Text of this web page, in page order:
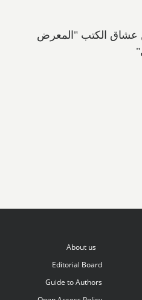
من 50 ألفا من عشاق الكتب "المعرض
About us
Editorial Board
Guide to Authors